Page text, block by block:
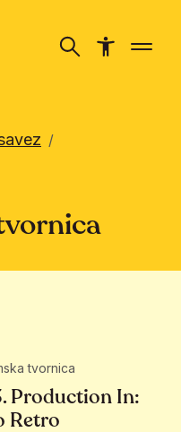
/
tvornica
Production In:
Retro